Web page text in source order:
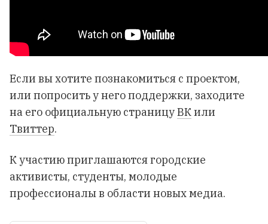
Если вы хотите познакомиться с проектом,
или попросить у него поддержки, заходите
на его официальную страницуВКили
Твиттер.
К участию приглашаются городские
активисты, студенты, молодые
профессионалы в области новых медиа.